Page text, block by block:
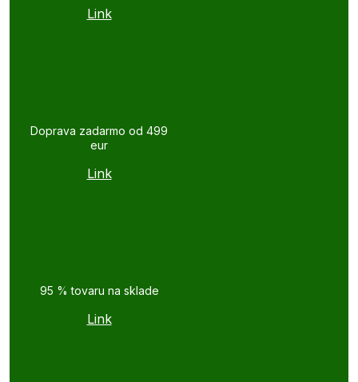
Link
Doprava zadarmo od 499
eur
Link
95 % tovaru na sklade
Link